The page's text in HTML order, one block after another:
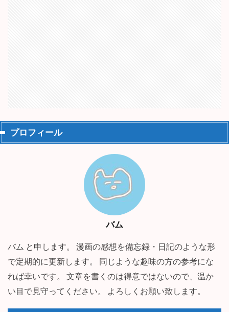
プロフィール
バム
バム と申します。 漫画の感想を備忘録・日記のような形
で定期的に更新します。 同じような趣味の方の参考にな
れば幸いです。 文章を書くのは得意ではないので、温か
い目で見守ってください。 よろしくお願い致します。